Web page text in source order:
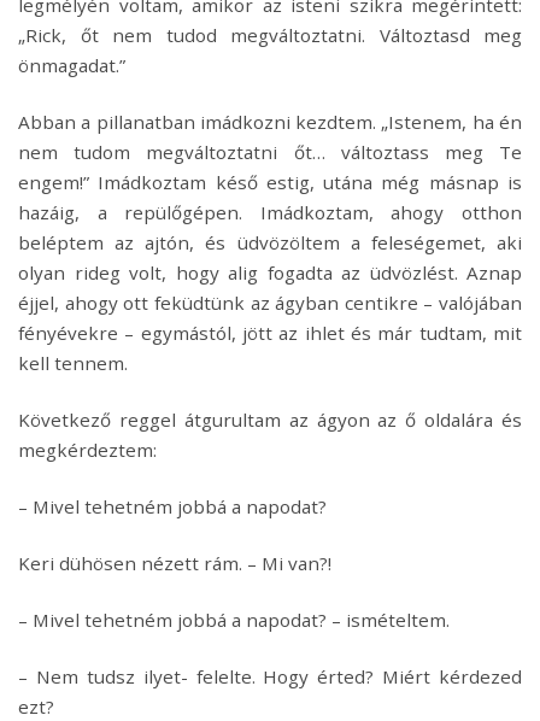
legmélyén voltam, amikor az isteni szikra megérintett:
„Rick, őt nem tudod megváltoztatni. Változtasd meg
önmagadat.”
Abban a pillanatban imádkozni kezdtem. „Istenem, ha én
nem tudom megváltoztatni őt… változtass meg Te
engem!” Imádkoztam késő estig, utána még másnap is
hazáig, a repülőgépen. Imádkoztam, ahogy otthon
beléptem az ajtón, és üdvözöltem a feleségemet, aki
olyan rideg volt, hogy alig fogadta az üdvözlést. Aznap
éjjel, ahogy ott feküdtünk az ágyban centikre – valójában
fényévekre – egymástól, jött az ihlet és már tudtam, mit
kell tennem.
Következő reggel átgurultam az ágyon az ő oldalára és
megkérdeztem:
– Mivel tehetném jobbá a napodat?
Keri dühösen nézett rám. – Mi van?!
– Mivel tehetném jobbá a napodat? – ismételtem.
– Nem tudsz ilyet- felelte. Hogy érted? Miért kérdezed
ezt?